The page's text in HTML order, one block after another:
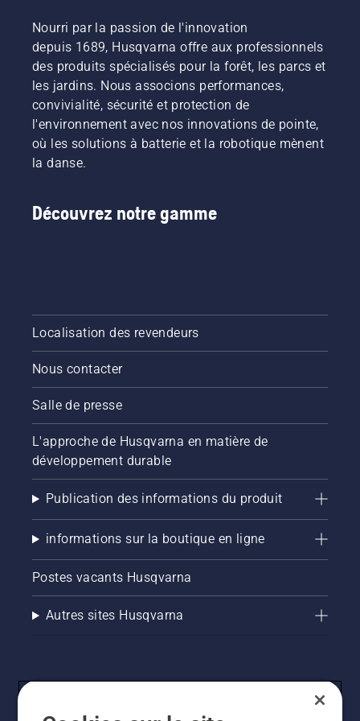
autour
du
guide-
chaîne
sans
friction.
Cela
prolonge
la durée
chaîne et
de la
courte
vidéo
pour
savoir
vérifier
de
lubrification
de votre
chaîne
fonctionne
correctement.
Vérifiez
d'abord
le niveau
sont nos
utilisateurs
les plus
vidangée
de deux
façons
illustrées
dans
cette
vidéo.
Nourri par la passion de l'innovation
depuis 1689, Husqvarna offre aux professionnels
des produits spécialisés pour la forêt, les parcs et
les jardins. Nous associons performances,
convivialité, sécurité et protection de
l'environnement avec nos innovations de pointe,
où les solutions à batterie et la robotique mènent
la danse.
Découvrez notre gamme
Localisation des revendeurs
Nous contacter
Salle de presse
L'approche de Husqvarna en matière de
développement durable
Publication des informations du produit
informations sur la boutique en ligne
Postes vacants Husqvarna
Autres sites Husqvarna